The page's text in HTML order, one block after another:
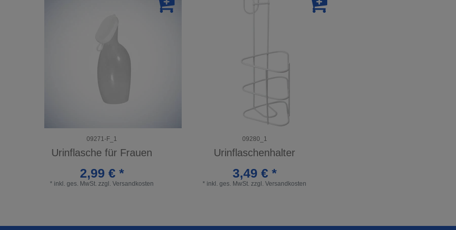
09271-F_1
Urinflasche für Frauen
2,99 € *
* inkl. ges. MwSt. zzgl.Versandkosten
09280_1
Urinflaschenhalter
3,49 € *
* inkl. ges. MwSt. zzgl.Versandkosten